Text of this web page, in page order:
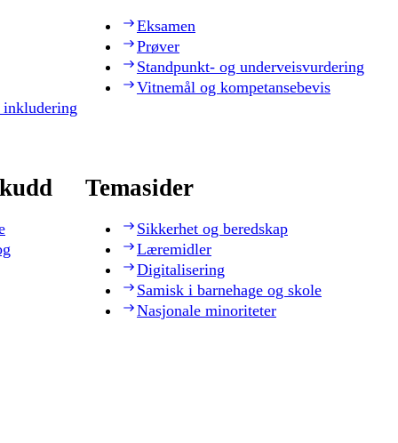
Eksamen
Prøver
Standpunkt- og underveisvurdering
Vitnemål og kompetansebevis
Temasider
Sikkerhet og beredskap
Læremidler
Digitalisering
Samisk i barnehage og skole
Nasjonale minoriteter